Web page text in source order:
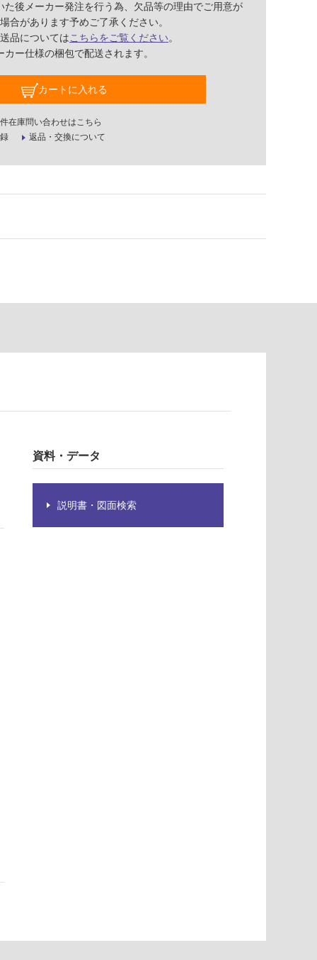
た後メーカー発注を行う為、欠品等の理由でご用意が
合があります予めご了承ください。
品についてはこちらをご覧ください。
ー仕様の梱包で配送されます。
カートに入れる
在庫問い合わせはこちら
返品・交換について
資料・データ
説明書・図面検索